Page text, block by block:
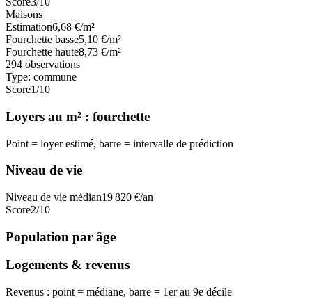
Maisons
Estimation6,68 €/m²
Fourchette basse5,10 €/m²
Fourchette haute8,73 €/m²
294 observations
Type: commune
Score1/10
Loyers au m² : fourchette
Point = loyer estimé, barre = intervalle de prédiction
Niveau de vie
Niveau de vie médian19 820 €/an
Score2/10
Population par âge
Logements & revenus
Revenus : point = médiane, barre = 1er au 9e décile